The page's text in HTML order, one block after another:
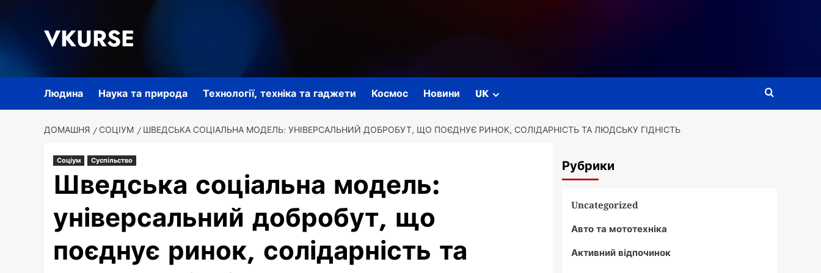
VKURSE
Людина Наука та природа Технології, техніка та гаджети Космос Новини UK
ДОМАШНЯ СОЦІУМ ШВЕДСЬКА СОЦІАЛЬНА МОДЕЛЬ: УНІВЕРСАЛЬНИЙ ДОБРОБУТ, ЩО ПОЄДНУЄ РИНОК, СОЛІДАРНІСТЬ ТА ЛЮДСЬКУ ГІДНІСТЬ
Соціум Суспільство
Шведська соціальна модель:
універсальний добробут, що
поєднує ринок, солідарність та
Рубрики
Uncategorized
Авто та мототехніка
Активний відпочинок